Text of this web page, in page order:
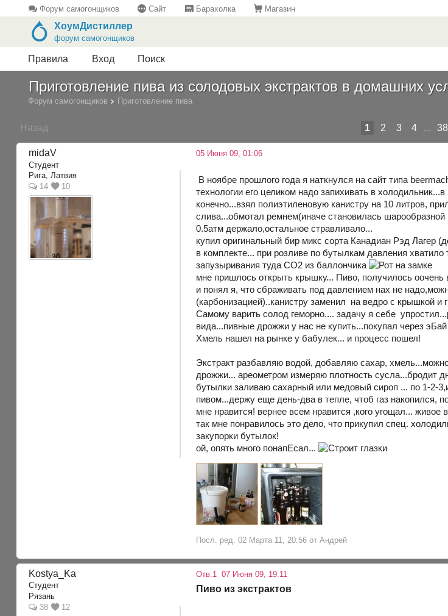
Форум самогонщиков Сайт Барахолка Магазин
ХоумДистиллер
форум самогонщиков
Правила Вход Поиск
Приготовление пива из солодовых экстрактов в домашних
Форум самогонщиков Приготовление пива
Назад 1 2 3 4 ...
midaV
Студент
Рига, Латвия
14
10
05 Июня 09, 01:06
В ноябре прошлого года я наткнулся на сайт типа
технологии его целиком надо запихивать в
конечно...взял полиэтиленовую канистру на 10 литров,
слива...обмотал ремнем(иначе становилась
0.5атм держало,остальное стравливало...
купил оригинальный бир микс сорта Канадиан Рэд Лагер
в комплекте... при розливе по бутылкам давления
запузыривания туда СО2 из баллончика
мне пришлось открыть крышку... Пиво, получилось оочень
и понял я, что сбраживать под давлением нах не
(карбонизацией)..канистру заменил на ведро с крышкой и
Самому варить солод геморно.... задачу я себе
вида...пивные дрожжи у нас не купить...покупал через
Хмель нашел на рынке у бабулек... и процесс пошел!
Экстракт разбавляю водой, добавляю сахар,
дрожжи... ареометром измеряю плотность сусла...бродит
бутылки заливаю сахарный или медовый сироп ... по 1-2-
пивом...держу еще день-два в тепле, чтоб газ накопился,
мне нравится! вернее всем нравится ,кого угощал... живое
так мне понравилось это дело, что прикупил спец.
закупорки бутылок!
ой, опять много понапЕсал...
Посл. ред. 02 Марта 11, 20:56 от Андрей
Kostya_Ka
Студент
Рязань
38
12
Отв.1 07 Июня 09, 19:11
Пиво из экстрактов